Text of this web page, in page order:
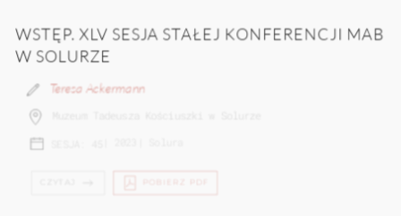
WSTĘP. XLV SESJA STAŁEJ KONFERENCJI MAB
W SOLURZE
Teresa Ackermann
Muzeum Tadeusza Kościuszki w Solurze
SESJA: 45